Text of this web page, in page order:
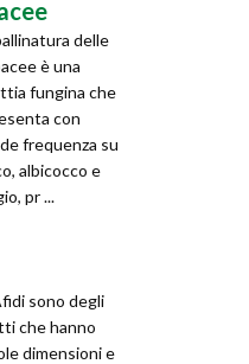
delle
è una
fungina che
con
frequenza su
albicocco e
pr ...
sono degli
che hanno
dimensioni e